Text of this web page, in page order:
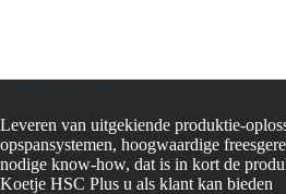
Leveren van uitgekiende produktie-
opspansystemen, hoogwaardige
nodige know-how, dat is in kort de
Koetje HSC Plus u als klant kan bieden